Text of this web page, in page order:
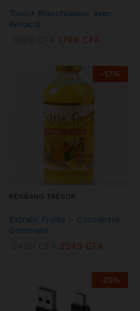
Tonic+ Blanchisseur avec
Kenacol
1799 CFA
-17%
KENBANG TRÉSOR
Extrain Fruits – Concentré
Gommant
2249 CFA
-25%